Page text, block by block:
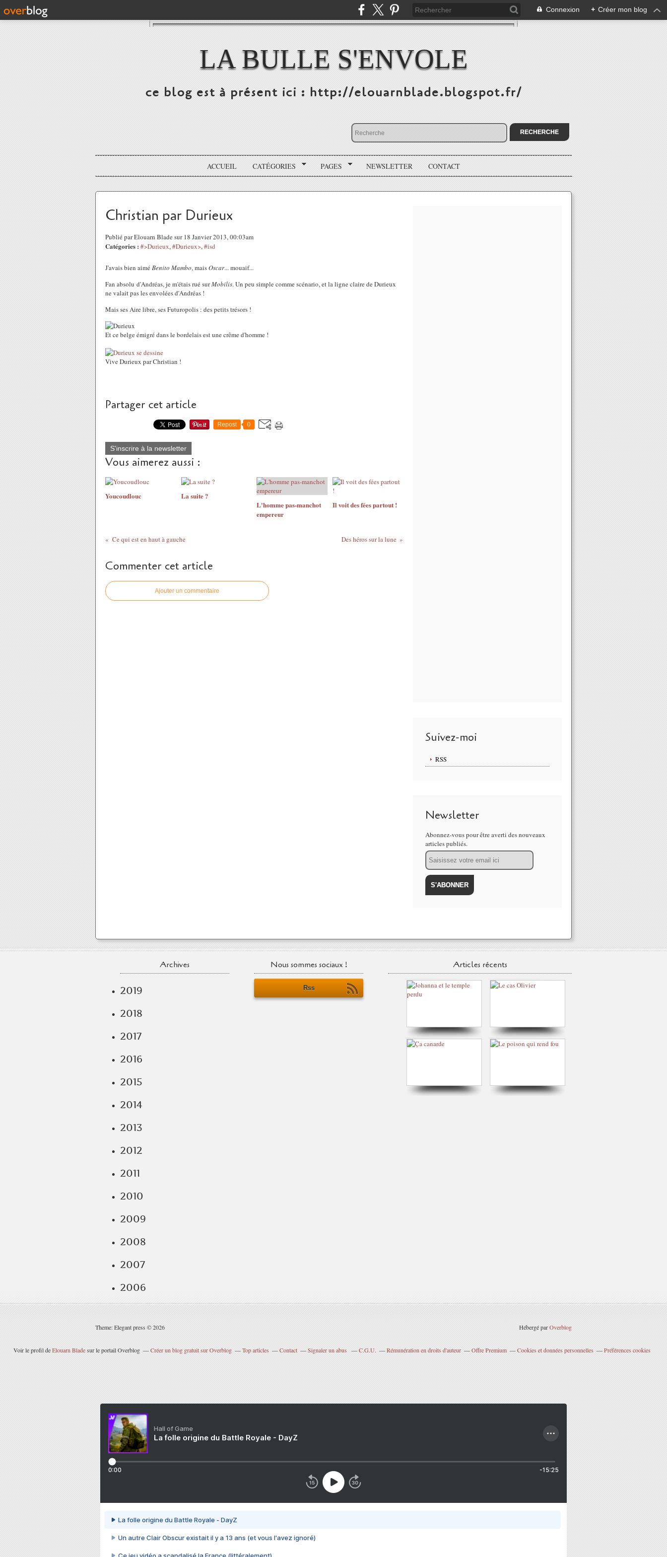
Connexion + Créer mon blog
LA BULLE S'ENVOLE
ce blog est à présent ici : http://elouarnblade.blogspot.fr/
ACCUEIL CATÉGORIES PAGES NEWSLETTER CONTACT
Christian par Durieux
Publié par Elouarn Blade sur 18 Janvier 2013, 00:03am
Catégories : #>Durieux,#Durieux>,#isd
J'avais bien aiméBenito Mambo, maisOscar... mouaif...
Fan absolu d'Andréas, je m'étais rué surMobilis. Un peu simple comme scénario, et la ligne claire de Durieux
ne valait pas les envolées d'Andréas !
Mais ses Aire libre, ses Futuropolis : des petits trésors !
Et ce belge émigré dans le bordelais est une crême d'homme !
Vive Durieux par Christian !
Partager cet article
Repost 0
S'inscrire à la newsletter
Vous aimerez aussi :
Youcoudlouc
La suite ?
L'homme pas-manchot
empereur
Il voit des fées partout !
Ce qui est en haut à gauche Des héros sur la lune
Commenter cet article
Ajouter un commentaire
Suivez-moi
RSS
Newsletter
Abonnez-vous pour être averti des nouveaux
articles publiés.
Email
Archives
2019
2018
2017
2016
2015
2014
2013
2012
2011
2010
2009
2008
2007
2006
Nous sommes sociaux !
Rss
Articles récents
Theme: Elegant press © 2026 Hébergé parOverblog
Voir le profil deElouarn Bladesur le portail Overblog Créer un blog gratuit sur Overblog Top articles Contact Signaler un abus C.G.U. Rémunération en droits d'auteur Offre Premium Cookies et données personnelles Préférences cookies
Hall of Game
La folle origine du Battle Royale - DayZ
0:00 -15:25
La folle origine du Battle Royale - DayZ
Un autre Clair Obscur existait il y a 13 ans (et vous l'avez ignoré)